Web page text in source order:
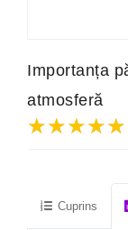
Gastronomie
Industrie
Limba engleză
Importanța
atmosferă
★★★★★
★★★★★
★★★★★
Cuprins